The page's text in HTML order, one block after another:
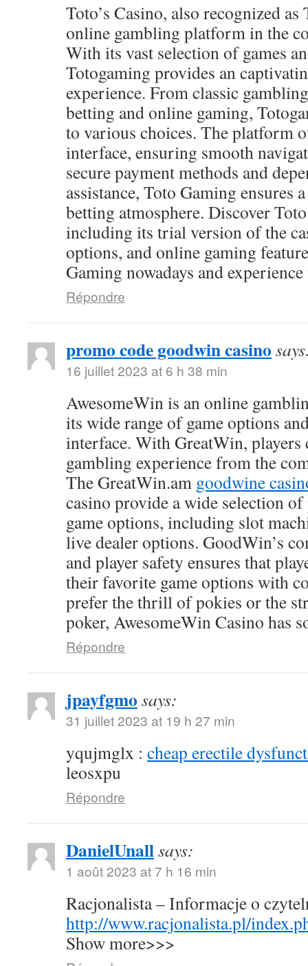
Toto’s Casino, also recognized
online gambling platform in the
With its vast selection of games
Totogaming provides an
experience. From classic
betting and online gaming,
to various choices. The platform
interface, ensuring smooth
secure payment methods and
assistance, Toto Gaming ensures
betting atmosphere. Discover
including its trial version of the
options, and online gaming
Gaming nowadays and
Répondre
promo code goodwin casino
16 juillet 2023 at 6 h 38 min
AwesomeWin is an online
its wide range of game options
interface. With GreatWin, players
gambling experience from the
The GreatWin.am goodwine
casino provide a wide selection
game options, including slot
live dealer options. GoodWin’s
and player safety ensures that
their favorite game options with
prefer the thrill of pokies or the
poker, AwesomeWin Casino has
Répondre
jpayfgmo says:
31 juillet 2023 at 19 h 27 min
yqujmglx : cheap erectile
leosxpu
Répondre
DanielUnallsays:
1 août 2023 at 7 h 16 min
Racjonalista – Informacje o
http://www.racjonalista.pl/
Show more>>>